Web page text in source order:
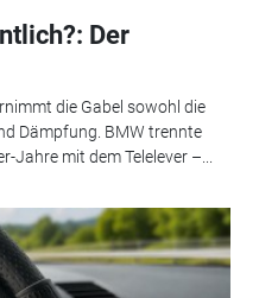
Der
die Gabel sowohl die
Dämpfung. BMW trennte
mit dem Telelever –...